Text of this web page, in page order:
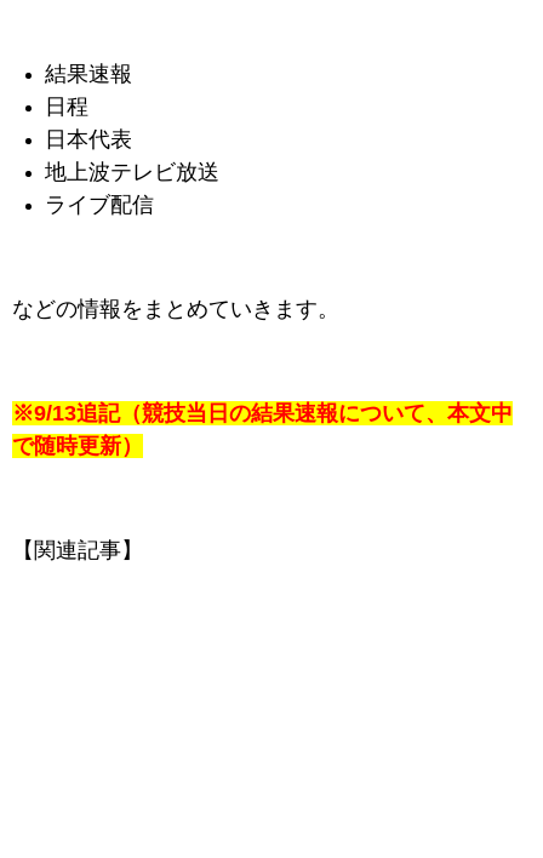
結果速報
日程
日本代表
地上波テレビ放送
ライブ配信
などの情報をまとめていきます。
※9/13追記（競技当日の結果速報について、本文中
で随時更新）
【関連記事】